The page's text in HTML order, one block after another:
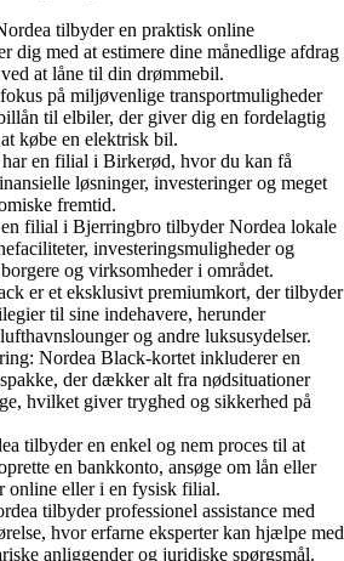
tilbyder en praktisk online
dig med at estimere dine månedlige afdrag
at låne til din drømmebil.
på miljøvenlige transportmuligheder
til elbiler, der giver dig en fordelagtig
købe en elektrisk bil.
en filial i Birkerød, hvor du kan få
løsninger, investeringer og meget
fremtid.
filial i Bjerringbro tilbyder Nordea lokale
investeringsmuligheder og
og virksomheder i området.
er et eksklusivt premiumkort, der tilbyder
til sine indehavere, herunder
og andre luksusydelser.
Nordea Black-kortet inkluderer en
der dækker alt fra nødsituationer
hvilket giver tryghed og sikkerhed på
tilbyder en enkel og nem proces til at
en bankkonto, ansøge om lån eller
online eller i en fysisk filial.
tilbyder professionel assistance med
hvor erfarne eksperter kan hjælpe med
anliggender og juridiske spørgsmål.